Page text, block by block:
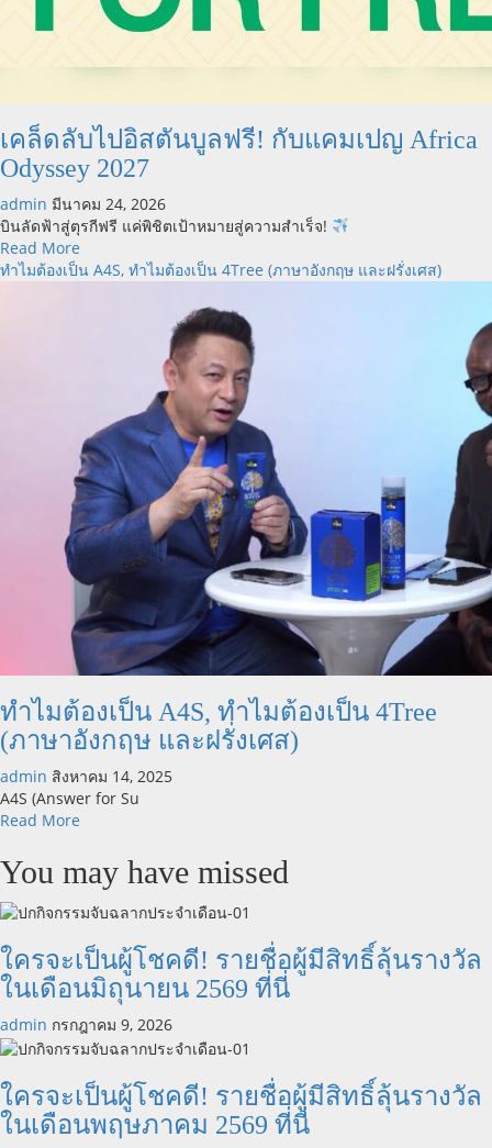
เคล็ดลับไปอิสตันบูลฟรี! กับแคมเปญ Africa
Odyssey 2027
admin มีนาคม 24, 2026
บินลัดฟ้าสู่ตุรกีฟรี แค่พิชิตเป้าหมายสู่ความสำเร็จ!
Read More
more
แคมเปญ
Africa
Odyssey
2027
ทำไมต้องเป็น A4S, ทำไมต้องเป็น 4Tree (ภาษาอังกฤษ และฝรั่งเศส)
ทำไมต้องเป็น A4S, ทำไมต้องเป็น 4Tree
(ภาษาอังกฤษ และฝรั่งเศส)
admin สิงหาคม 14, 2025
A4S (Answer for Su
Read More
about
ทำไม
ต้อง
A4S,
ทำไม
ต้อง
เป็น
4Tree
(ภาษา
อังกฤษ
และ
ฝรั่งเศส)
You may have missed
ใครจะเป็นผู้โชคดี! รายชื่อผู้มีสิทธิ์ลุ้นรางวัล
ในเดือนมิถุนายน 2569 ที่นี่
admin กรกฎาคม 9, 2026
ใครจะเป็นผู้โชคดี! รายชื่อผู้มีสิทธิ์ลุ้นรางวัล
ในเดือนพฤษภาคม 2569 ที่นี่